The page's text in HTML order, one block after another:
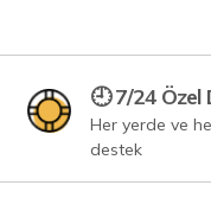
🕘 7/24 Özel
Her yerde ve
destek